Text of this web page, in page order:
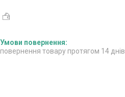
повернення товару протягом 14 днів